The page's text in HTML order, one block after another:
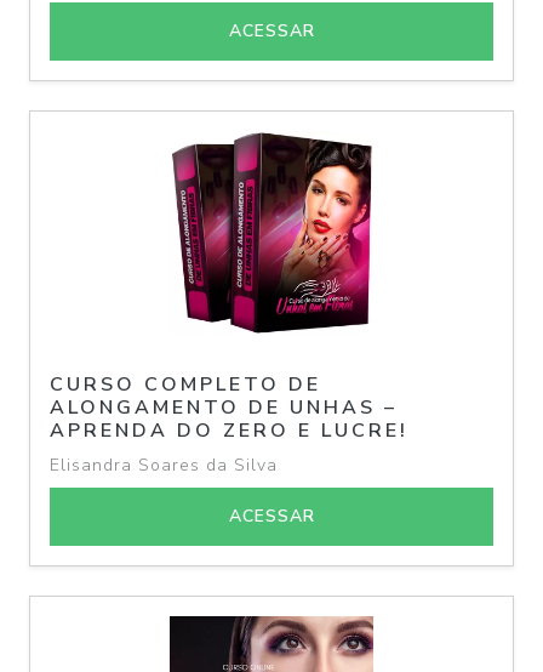
ACESSAR
CURSO COMPLETO DE
ALONGAMENTO DE UNHAS –
APRENDA DO ZERO E LUCRE!
Elisandra Soares da Silva
ACESSAR